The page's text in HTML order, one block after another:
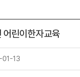
린이한자교육
13